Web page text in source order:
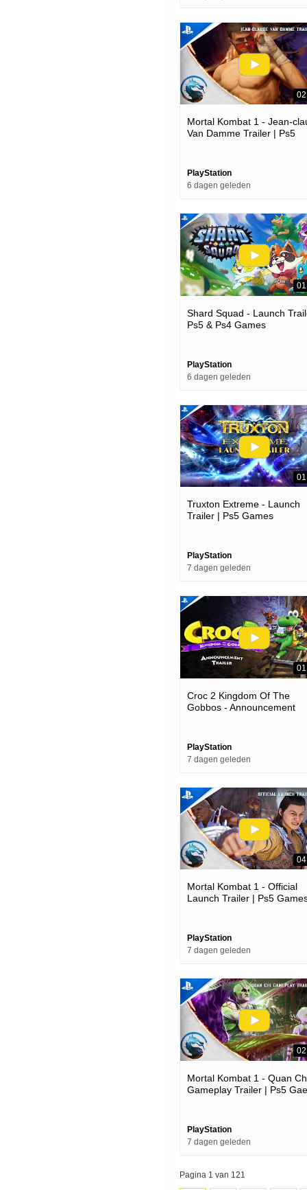
Mortal Kombat 1 - Jean-
Van Damme Trailer | Ps5
PlayStation
6 dagen geleden
Shard Squad - Launch
Ps5 & Ps4 Games
PlayStation
6 dagen geleden
Truxton Extreme - Launch
Trailer | Ps5 Games
PlayStation
7 dagen geleden
Croc 2 Kingdom Of The
Gobbos - Announcement
PlayStation
7 dagen geleden
Mortal Kombat 1 - Official
Launch Trailer | Ps5
PlayStation
7 dagen geleden
Mortal Kombat 1 - Quan
Gameplay Trailer | Ps5
PlayStation
7 dagen geleden
Pagina 1 van 121